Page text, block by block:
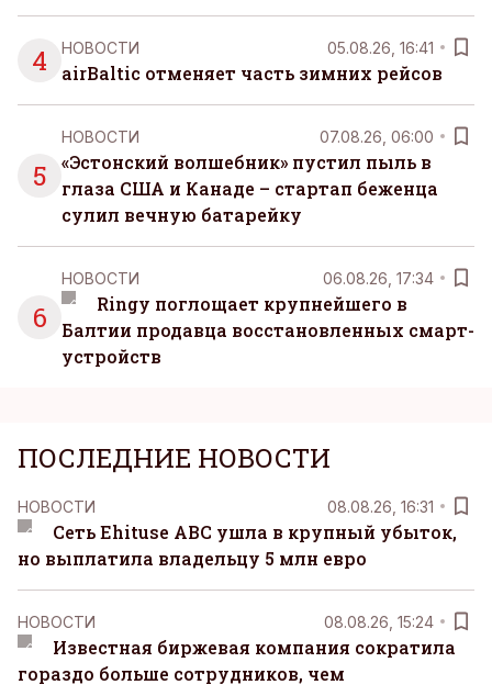
4 НОВОСТИ 05.08.26, 16:41
airBaltic отменяет часть зимних рейсов
5
НОВОСТИ 07.08.26, 06:00
«Эстонский волшебник» пустил пыль в
глаза США и Канаде – стартап беженца
сулил вечную батарейку
6
НОВОСТИ 06.08.26, 17:34
Ringy поглощает крупнейшего в
Балтии продавца восстановленных смарт-
устройств
ПОСЛЕДНИЕ НОВОСТИ
НОВОСТИ 08.08.26, 16:31
Сеть Ehituse ABC ушла в крупный убыток,
но выплатила владельцу 5 млн евро
НОВОСТИ 08.08.26, 15:24
Известная биржевая компания сократила
гораздо больше сотрудников, чем